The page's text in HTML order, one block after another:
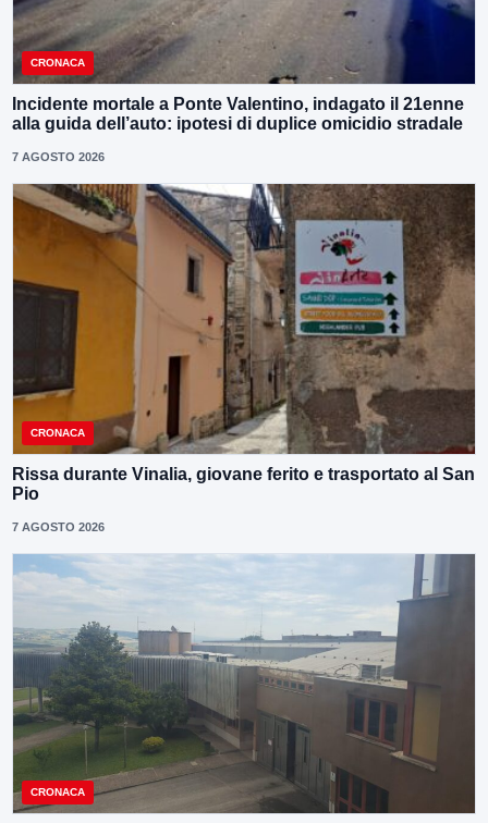
CRONACA
Incidente mortale a Ponte Valentino, indagato il 21enne
alla guida dell’auto: ipotesi di duplice omicidio stradale
7 AGOSTO 2026
CRONACA
Rissa durante Vinalia, giovane ferito e trasportato al San
Pio
7 AGOSTO 2026
CRONACA